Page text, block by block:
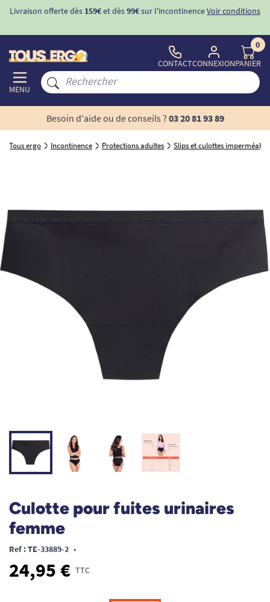
Livraison offerte dès 159€et dès99€sur l'incontinenceVoir conditions
MENU
CONTACTCONNEXION
0
PANIER
Besoin d'aide ou de conseils ? 03 20 81 93 89
Tous ergo Incontinence Protections adultes Slips et culottes
Culotte pour fuites urinaires
femme
Ref : TE-33889-2 •
24,95 € TTC